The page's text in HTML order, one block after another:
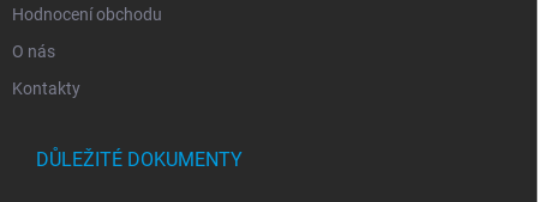
Hodnocení obchodu
O nás
Kontakty
DŮLEŽITÉ DOKUMENTY